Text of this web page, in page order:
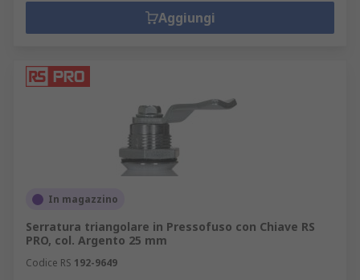
Aggiungi
In magazzino
Serratura triangolare in Pressofuso con Chiave RS
PRO, col. Argento 25 mm
Codice RS 192-9649